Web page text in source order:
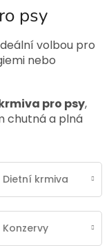
psy
volbou pro
nebo
pro psy,
chutná a plná
Dietní krmiva
Konzervy